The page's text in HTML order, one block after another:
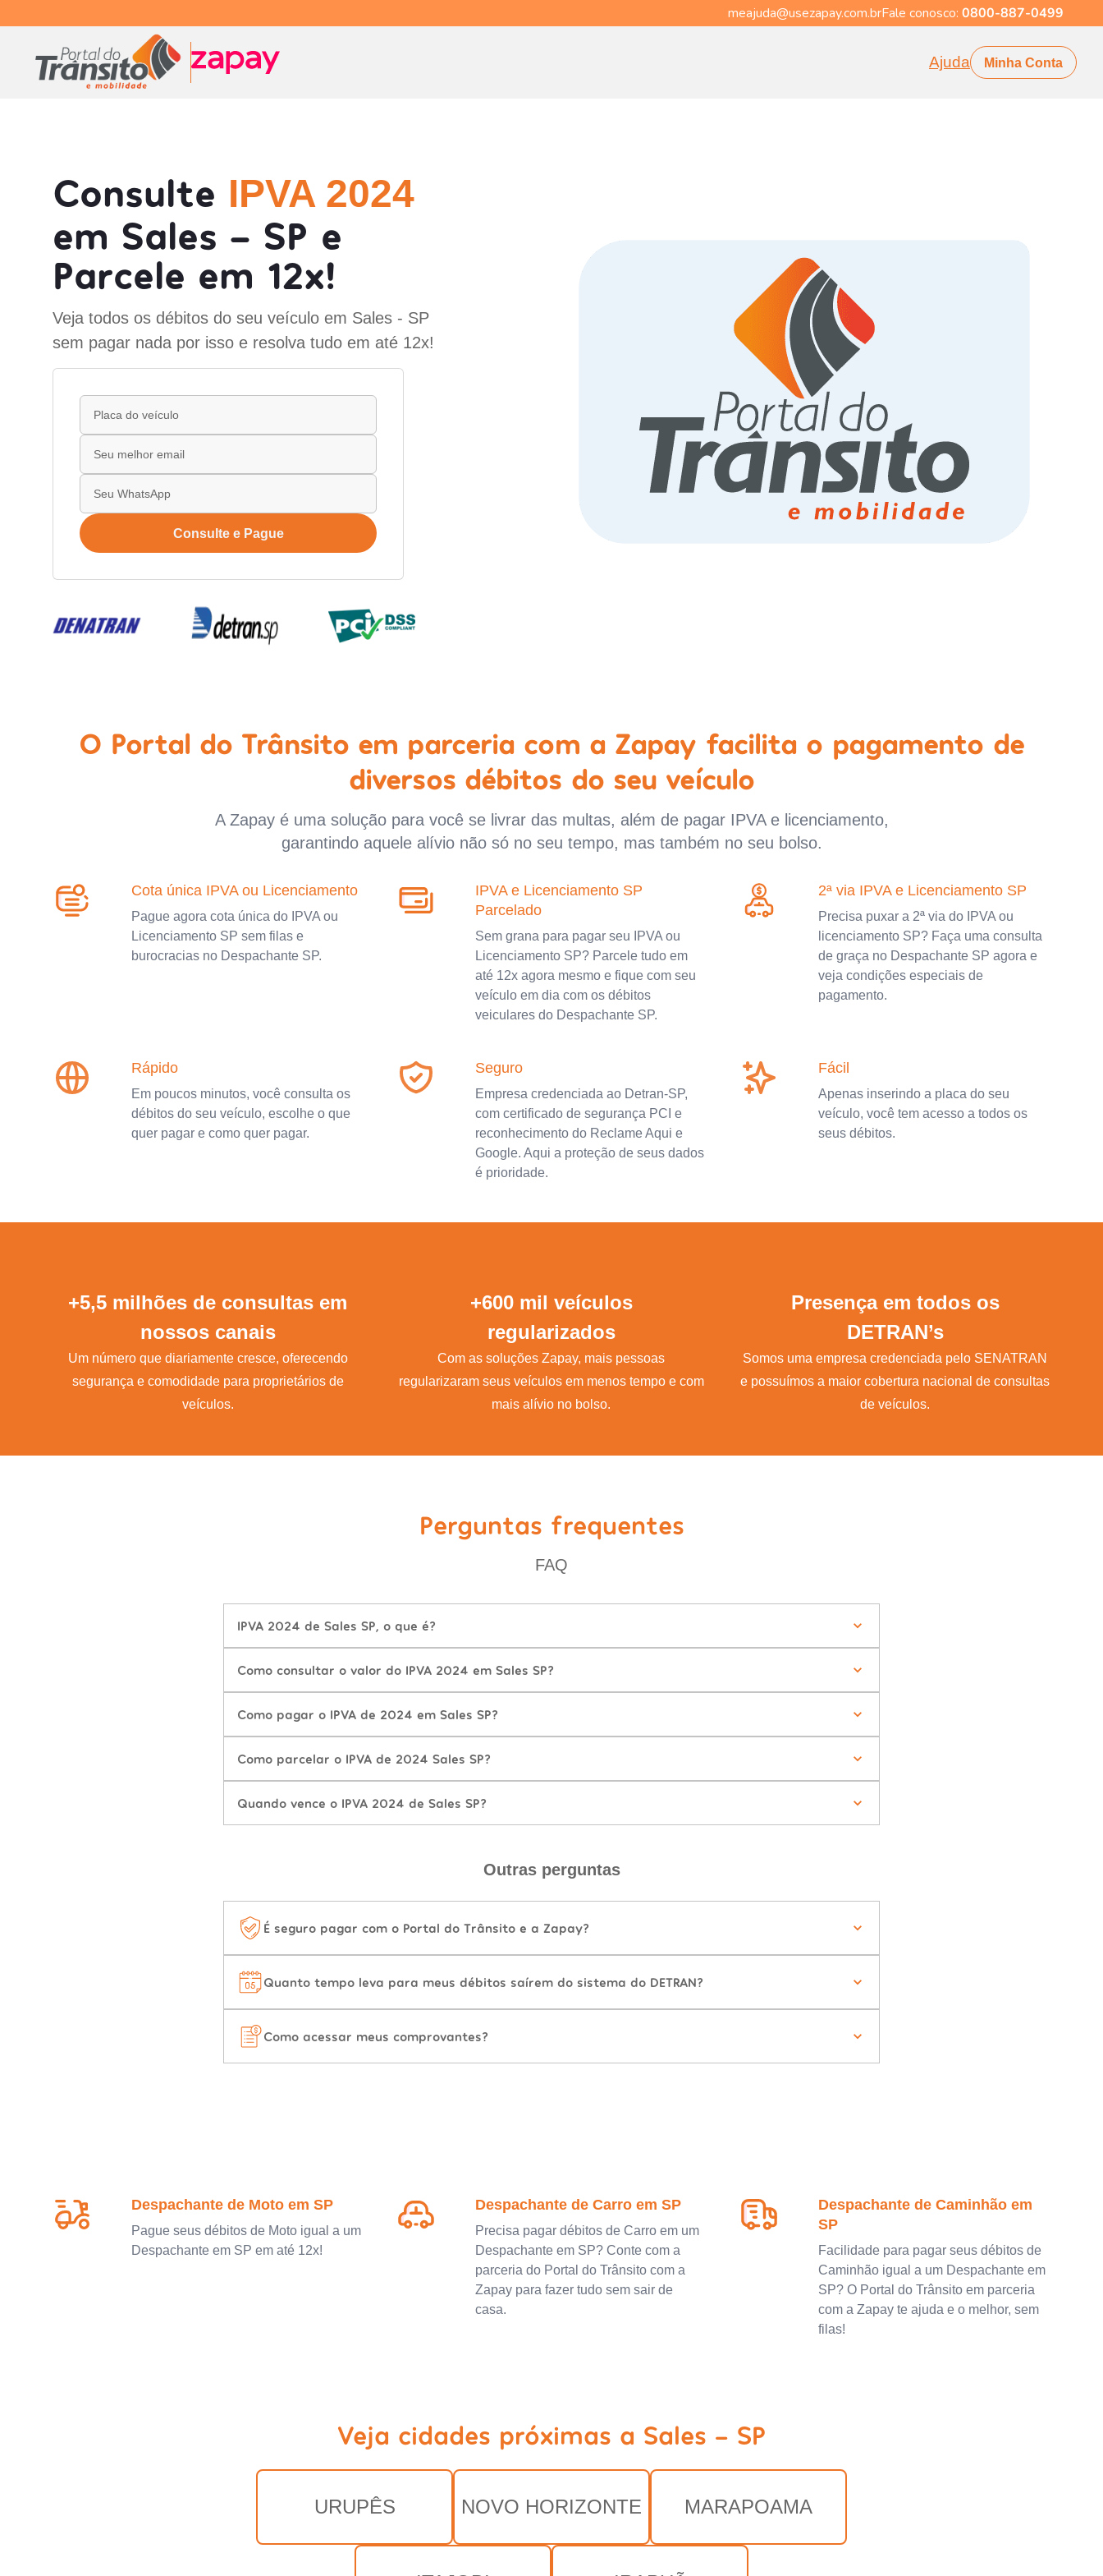
meajuda@usezapay.com.brFale conosco: 0800-887-0499
Ajuda Minha Conta
Consulte IPVA 2024
em Sales - SP e
Parcele em 12x!
Veja todos os débitos do seu veículo em Sales - SP
sem pagar nada por isso e resolva tudo em até 12x!
Consulte e Pague
O Portal do Trânsito em parceria com a Zapay facilita o pagamento de
diversos débitos do seu veículo
A Zapay é uma solução para você se livrar das multas, além de pagar IPVA e licenciamento,
garantindo aquele alívio não só no seu tempo, mas também no seu bolso.
Cota única IPVA ou Licenciamento
Pague agora cota única do IPVA ou
Licenciamento SP sem filas e
burocracias no Despachante SP.
IPVA e Licenciamento SP
Parcelado
Sem grana para pagar seu IPVA ou
Licenciamento SP? Parcele tudo em
até 12x agora mesmo e fique com seu
veículo em dia com os débitos
veiculares do Despachante SP.
2ª via IPVA e Licenciamento SP
Precisa puxar a 2ª via do IPVA ou
licenciamento SP? Faça uma consulta
de graça no Despachante SP agora e
veja condições especiais de
pagamento.
Rápido
Em poucos minutos, você consulta os
débitos do seu veículo, escolhe o que
quer pagar e como quer pagar.
Seguro
Empresa credenciada ao Detran-SP,
com certificado de segurança PCI e
reconhecimento do Reclame Aqui e
Google. Aqui a proteção de seus dados
é prioridade.
Fácil
Apenas inserindo a placa do seu
veículo, você tem acesso a todos os
seus débitos.
+5,5 milhões de consultas em
nossos canais
Um número que diariamente cresce, oferecendo
segurança e comodidade para proprietários de
veículos.
+600 mil veículos
regularizados
Com as soluções Zapay, mais pessoas
regularizaram seus veículos em menos tempo e com
mais alívio no bolso.
Presença em todos os
DETRAN’s
Somos uma empresa credenciada pelo SENATRAN
e possuímos a maior cobertura nacional de consultas
de veículos.
Perguntas frequentes
FAQ
IPVA 2024 de Sales SP, o que é?
Como consultar o valor do IPVA 2024 em Sales SP?
Como pagar o IPVA de 2024 em Sales SP?
Como parcelar o IPVA de 2024 Sales SP?
Quando vence o IPVA 2024 de Sales SP?
Outras perguntas
É seguro pagar com o Portal do Trânsito e a Zapay?
Quanto tempo leva para meus débitos saírem do sistema do DETRAN?
Como acessar meus comprovantes?
Despachante de Moto em SP
Pague seus débitos de Moto igual a um
Despachante em SP em até 12x!
Despachante de Carro em SP
Precisa pagar débitos de Carro em um
Despachante em SP? Conte com a
parceria do Portal do Trânsito com a
Zapay para fazer tudo sem sair de
casa.
Despachante de Caminhão em
SP
Facilidade para pagar seus débitos de
Caminhão igual a um Despachante em
SP? O Portal do Trânsito em parceria
com a Zapay te ajuda e o melhor, sem
filas!
Veja cidades próximas a Sales - SP
URUPÊS NOVO HORIZONTE MARAPOAMA